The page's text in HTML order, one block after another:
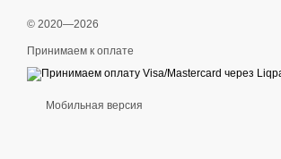
© 2020—2026
Принимаем к оплате
Мобильная версия